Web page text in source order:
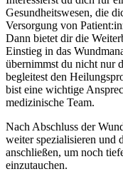
Gesundheitswesen, die
Versorgung von
Dann bietet dir die
Einstieg in das
übernimmst du nicht nur
begleitest den
bist eine wichtige
medizinische Team.
Nach Abschluss der
weiter spezialisieren und
anschließen, um noch
einzutauchen.